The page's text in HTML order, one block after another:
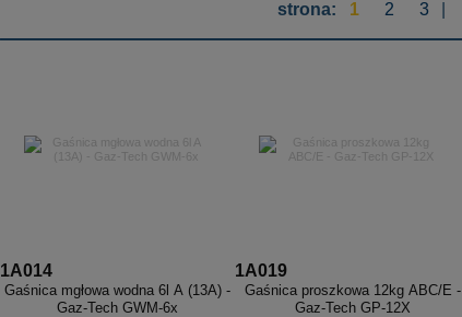
strona: 1 2 3
1A014
Gaśnica mgłowa wodna 6l A (13A) -
Gaz-Tech GWM-6x
1A019
Gaśnica proszkowa 12kg ABC/E -
Gaz-Tech GP-12X